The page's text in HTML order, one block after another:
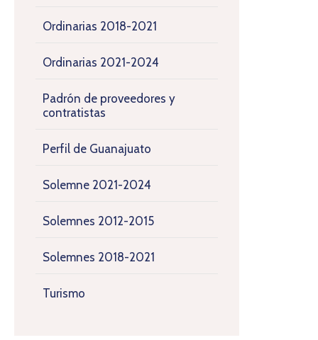
Ordinarias 2018-2021
Ordinarias 2021-2024
Padrón de proveedores y
contratistas
Perfil de Guanajuato
Solemne 2021-2024
Solemnes 2012-2015
Solemnes 2018-2021
Turismo